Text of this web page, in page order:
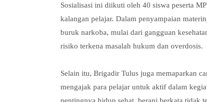
Sosialisasi ini diikuti oleh 40 siswa peserta
kalangan pelajar. Dalam penyampaian
buruk narkoba, mulai dari gangguan
risiko terkena masalah hukum dan overdosis.
Selain itu, Brigadir Tulus juga memaparkan
mengajak para pelajar untuk aktif dalam